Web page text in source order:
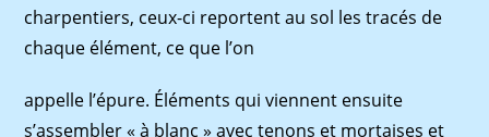
charpentiers, ceux-ci reportent au sol les tracés de
chaque élément, ce que l’on
appelle l’épure. Éléments qui viennent ensuite
s’assembler « à blanc » avec tenons et mortaises et